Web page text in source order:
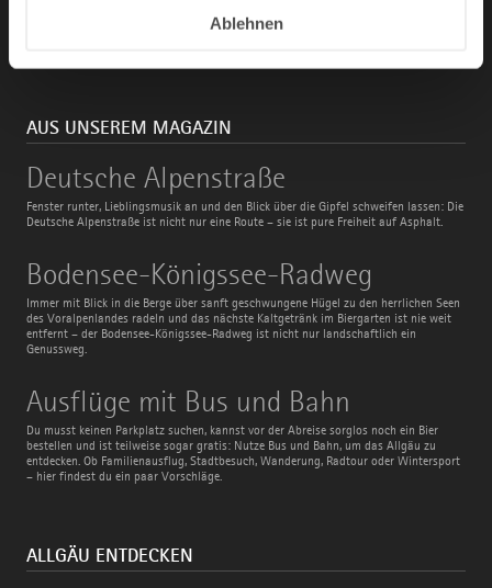
Ablehnen
AUS UNSEREM MAGAZIN
Deutsche Alpenstraße
Fenster runter, Lieblingsmusik an und den Blick über die Gipfel schweifen lassen: Die
Deutsche Alpenstraße ist nicht nur eine Route – sie ist pure Freiheit auf Asphalt.
Deutsche
Alpenstraße
Bodensee-Königssee-Radweg
Immer mit Blick in die Berge über sanft geschwungene Hügel zu den herrlichen Seen
des Voralpenlandes radeln und das nächste Kaltgetränk im Biergarten ist nie weit
entfernt – der Bodensee-Königssee-Radweg ist nicht nur landschaftlich ein
Genussweg.
Bodensee-
Königssee-
Radweg
Ausflüge mit Bus und Bahn
Du musst keinen Parkplatz suchen, kannst vor der Abreise sorglos noch ein Bier
bestellen und ist teilweise sogar gratis: Nutze Bus und Bahn, um das Allgäu zu
entdecken. Ob Familienausflug, Stadtbesuch, Wanderung, Radtour oder Wintersport
– hier findest du ein paar Vorschläge.
Ausflüge
mit
Bus
und
Bahn
ALLGÄU ENTDECKEN